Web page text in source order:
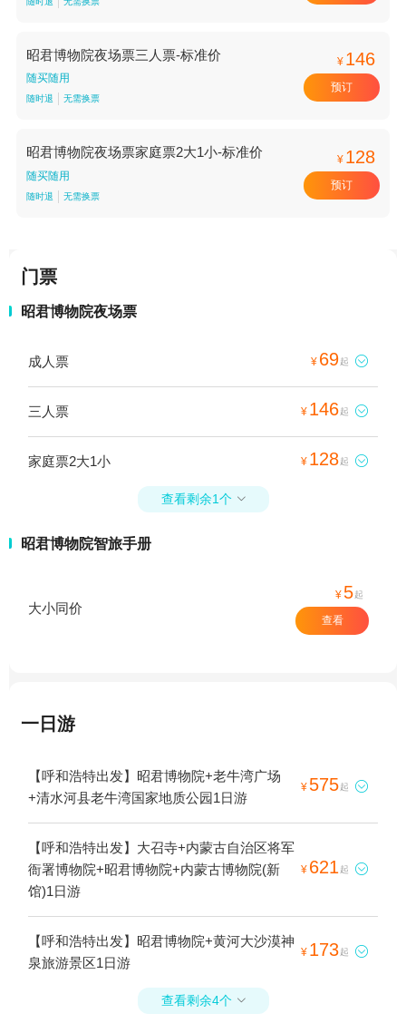
昭君博物院夜场票三人票-标准价
随买随用
随时退 无需换票
¥ 146
预订
昭君博物院夜场票家庭票2大1小-标准价
随买随用
随时退 无需换票
¥ 128
预订
门票
昭君博物院夜场票
成人票 ¥ 69起 
三人票 ¥ 146起 
家庭票2大1小 ¥ 128起 
查看剩余1个 
昭君博物院智旅手册
大小同价
¥ 5起
查看
一日游
【呼和浩特出发】昭君博物院+老牛湾广场
+清水河县老牛湾国家地质公园1日游
¥ 575起 
【呼和浩特出发】大召寺+内蒙古自治区将军
衙署博物院+昭君博物院+内蒙古博物院(新
馆)1日游
¥ 621 起 
【呼和浩特出发】昭君博物院+黄河大沙漠神
泉旅游景区1日游
¥ 173起 
查看剩余4个 